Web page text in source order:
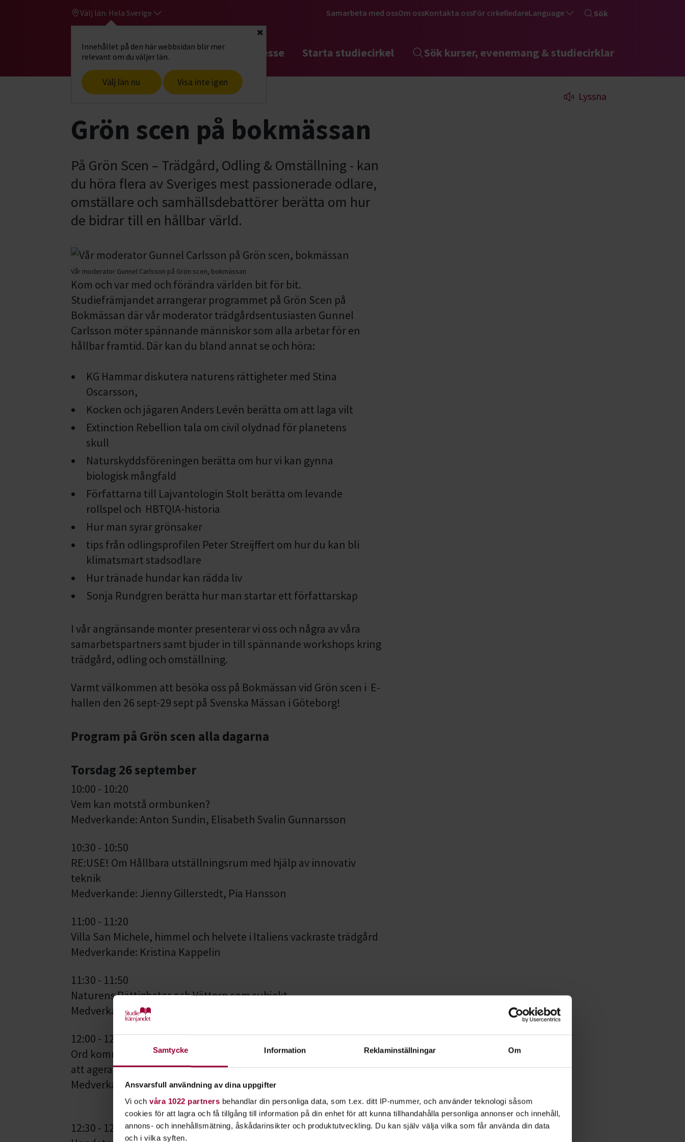
Samtycke Information Reklaminställningar Om
Ansvarsfull användning av dina uppgifter
Vi och våra 1022 partners behandlar din personliga data, som t.ex. ditt IP-nummer, och använder teknologi såsom
cookies för att lagra och få tillgång till information på din enhet för att kunna tillhandahålla personliga annonser och innehåll,
annons- och innehållsmätning, åskådarinsikter och produktutveckling. Du kan själv välja vilka som får använda din data
och i vilka syften.
Välj län: Hela Sverige
Innehållet på den här webbsidan blir mer
relevant om du väljer län.
Välj län nu Visa inte igen
Stäng
Samarbeta med ossOm ossKontakta ossFör cirkelledareLanguage Sök
Gå till studiefrämjandets startsidaHitta intresse Starta studiecirkel Sök kurser, evenemang & studiecirklar
Start Om oss Aktuellt Bokmässan 2019 Lyssna
Grön scen på bokmässan
På Grön Scen – Trädgård, Odling & Omställning - kan
du höra flera av Sveriges mest passionerade odlare,
omställare och samhällsdebattörer berätta om hur
de bidrar till en hållbar värld.
Vår moderator Gunnel Carlsson på Grön scen, bokmässan
Kom och var med och förändra världen bit för bit.
Studiefrämjandet arrangerar programmet på Grön Scen på
Bokmässan där vår moderator trädgårdsentusiasten Gunnel
Carlsson möter spännande människor som alla arbetar för en
hållbar framtid. Där kan du bland annat se och höra:
KG Hammar diskutera naturens rättigheter med Stina
Oscarsson,
Kocken och jägaren Anders Levén berätta om att laga vilt
Extinction Rebellion tala om civil olydnad för planetens
skull
Naturskyddsföreningen berätta om hur vi kan gynna
biologisk mångfald
Författarna till Lajvantologin Stolt berätta om levande
rollspel och HBTQIA-historia
Hur man syrar grönsaker
tips från odlingsprofilen Peter Streijffert om hur du kan bli
klimatsmart stadsodlare
Hur tränade hundar kan rädda liv
Sonja Rundgren berätta hur man startar ett författarskap
I vår angränsande monter presenterar vi oss och några av våra
samarbetspartners samt bjuder in till spännande workshops kring
trädgård, odling och omställning.
Varmt välkommen att besöka oss på Bokmässan vid Grön scen i E-
hallen den 26 sept-29 sept på Svenska Mässan i Göteborg!
Program på Grön scen alla dagarna
Torsdag 26 september
10:00 - 10:20
Vem kan motstå ormbunken?
Medverkande: Anton Sundin, Elisabeth Svalin Gunnarsson
10:30 - 10:50
RE:USE! Om Hållbara utställningsrum med hjälp av innovativ
teknik
Medverkande: Jienny Gillerstedt, Pia Hansson
11:00 - 11:20
Villa San Michele, himmel och helvete i Italiens vackraste trädgård
Medverkande: Kristina Kappelin
11:30 - 11:50
Naturens Rättigheter och Vättern som subjekt
Medverkande: Arci Pasanen, Martin Hultman
12:00 - 12:20
Ord kommer inte att rädda oss från klimatkollapsen: Det är dags
att agera!
Medverkande: Medlemmar från Extinction Rebellion
12:30 - 12:50